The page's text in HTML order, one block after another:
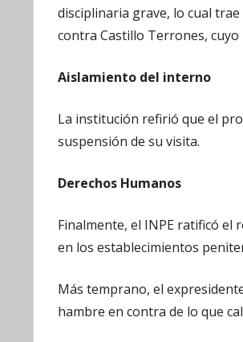
disciplinaria grave, lo cual
contra Castillo Terrones,
Aislamiento del interno
La institución refirió que el
suspensión de su visita.
Derechos Humanos
Finalmente, el INPE ratificó
en los establecimientos
Más temprano, el
hambre en contra de lo que